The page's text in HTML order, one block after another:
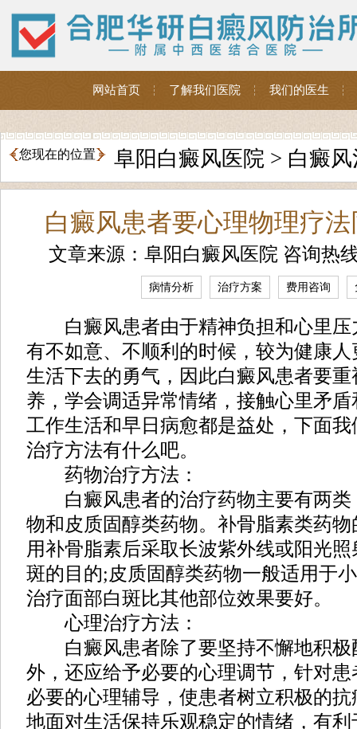
网站首页 了解我们医院 我们的医生
您现在的位置 阜阳白癜风医院 > 白癜
白癜风患者要心理物理疗
文章来源：阜阳白癜风医院 咨询热
病情分析 治疗方案 费用咨询
白癜风患者由于精神负担和心里压
有不如意、不顺利的时候，较为健康
生活下去的勇气，因此白癜风患者要
养，学会调适异常情绪，接触心里矛
工作生活和早日病愈都是益处，下面
治疗方法有什么吧。
药物治疗方法：
白癜风患者的治疗药物主要有两类
物和皮质固醇类药物。补骨脂素类药
用补骨脂素后采取长波紫外线或阳光
斑的目的;皮质固醇类药物一般适用于
治疗面部白斑比其他部位效果要好。
心理治疗方法：
白癜风患者除了要坚持不懈地积极
外，还应给予必要的心理调节，针对
必要的心理辅导，使患者树立积极的
地面对生活保持乐观稳定的情绪，有